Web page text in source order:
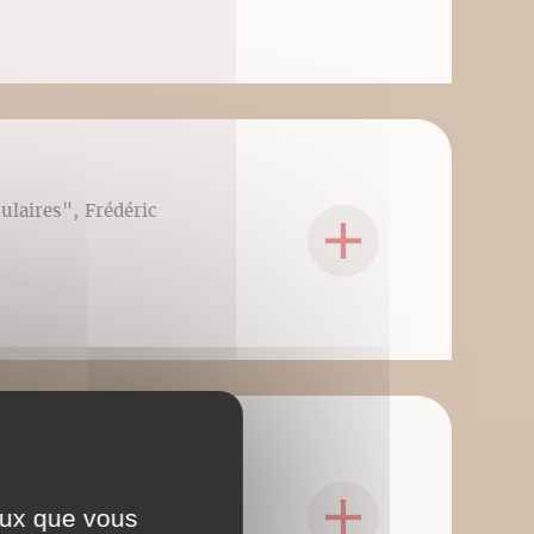
Frédéric
Frédéric
que vous